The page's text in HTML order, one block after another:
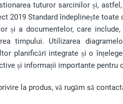
tuturor sarcinilor și,
2019 Standard îndeplinește
și a documentelor, care
timpului. Utilizarea
planificări integrate și o
și informații importante pentru
la produs, vă rugăm să